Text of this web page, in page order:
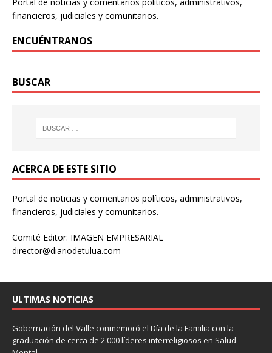
Portal de noticias y comentarios políticos, administrativos,
financieros, judiciales y comunitarios.
ENCUÉNTRANOS
BUSCAR
ACERCA DE ESTE SITIO
Portal de noticias y comentarios políticos, administrativos,
financieros, judiciales y comunitarios.
Comité Editor: IMAGEN EMPRESARIAL
director@diariodetulua.com
ULTIMAS NOTICIAS
Gobernación del Valle conmemoró el Día de la Familia con la
graduación de cerca de 2.000 líderes interreligiosos en Salud